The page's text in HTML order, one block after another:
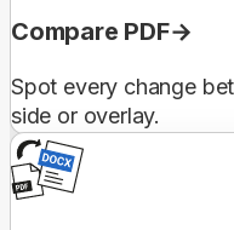
Compare PDF
Spot every change
side or overlay.